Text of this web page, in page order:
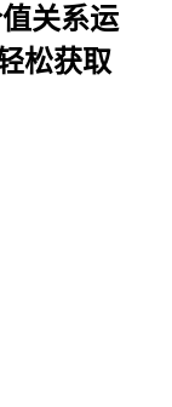
关系运
松获取